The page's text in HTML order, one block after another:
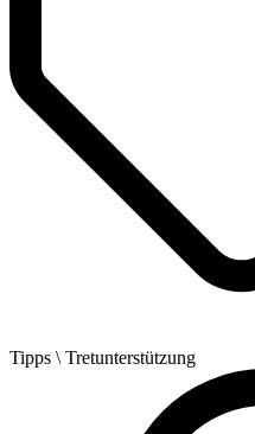
Tipps \ Tretunterstützung